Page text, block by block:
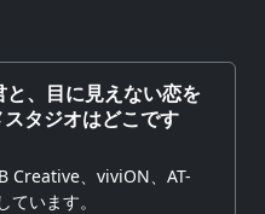
と、目に見えない恋を
タジオはどこです
Creative、viviON、AT-
います。